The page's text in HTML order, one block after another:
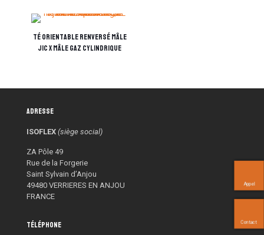
Té orientable Renversé mâle
JIC x mâle Gaz cylindrique
Adresse
ISOFLEX (siège social)
ZA Pôle 49
Rue de la Forgerie
Saint Sylvain d’Anjou
49480 VERRIERES EN ANJOU
FRANCE
Téléphone
Appel
Contact